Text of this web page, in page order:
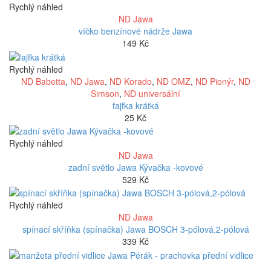
Rychlý náhled
ND Jawa
víčko benzínové nádrže Jawa
149 Kč
Rychlý náhled
ND Babetta, ND Jawa, ND Korado, ND OMZ, ND Pionýr, ND
Simson, ND universální
fajfka krátká
25 Kč
Rychlý náhled
ND Jawa
zadní světlo Jawa Kývačka -kovové
529 Kč
Rychlý náhled
ND Jawa
spínací skříňka (spínačka) Jawa BOSCH 3-pólová,2-pólová
339 Kč